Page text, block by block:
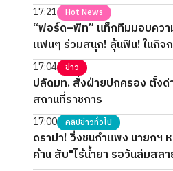
17:21 Hot News
“ฟอร์ด–พีท” แท็กทีมมอบคว
แฟนๆ ร่วมสนุก! ลุ้นฟิน! ในกิจ
FORTPEAT Exclusive Fan
17:04 ข่าว
ปลัดมท. สั่งฝ่ายปกครอง ตั้งด่
สถานที่ราชการ
17:00 คลิปข่าวทั่วไป
ดราม่า! วิ่งชนกำแพง นายกฯ
ค้าน สับ"ไร้น้ำยา รอวันล่มสล